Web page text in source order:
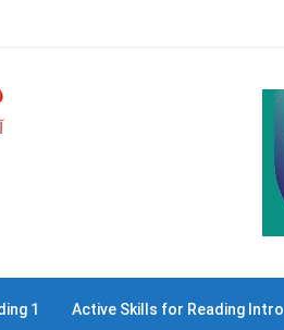
Active Skills for Reading Intro
1